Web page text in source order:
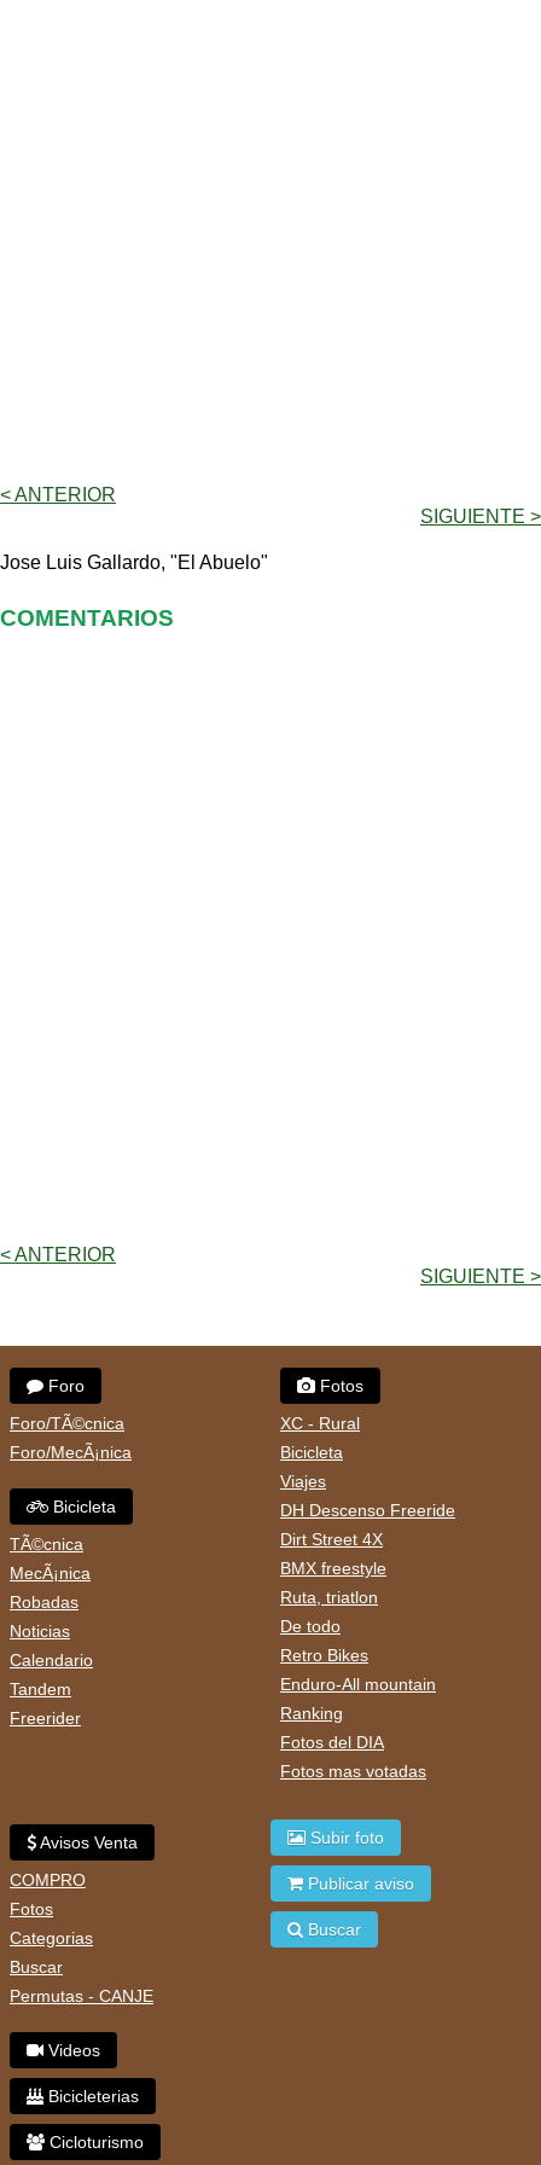
< ANTERIOR
SIGUIENTE >
Jose Luis Gallardo, "El Abuelo"
COMENTARIOS
< ANTERIOR
SIGUIENTE >
Foro
Foro/TÃ©cnica
Foro/MecÃ¡nica
Bicicleta
TÃ©cnica
MecÃ¡nica
Robadas
Noticias
Calendario
Tandem
Freerider
Fotos
XC - Rural
Bicicleta
Viajes
DH Descenso Freeride
Dirt Street 4X
BMX freestyle
Ruta, triatlon
De todo
Retro Bikes
Enduro-All mountain
Ranking
Fotos del DIA
Fotos mas votadas
Avisos Venta
COMPRO
Fotos
Categorias
Buscar
Permutas - CANJE
Videos
Bicicleterias
Cicloturismo
Subir foto
Publicar aviso
Buscar